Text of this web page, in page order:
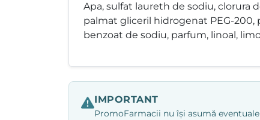
Apa, sulfat laureth de sodiu, clorura
palmat gliceril hidrogenat PEG-200,
benzoat de sodiu, parfum, linoal,
IMPORTANT
PromoFarmacii nu își asumă